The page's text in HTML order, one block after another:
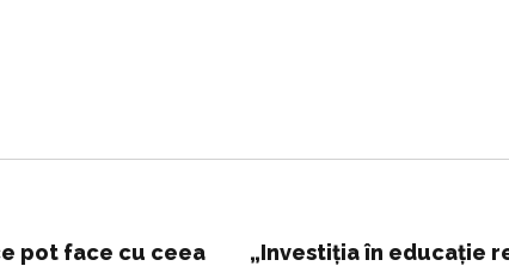
pot face cu ceea
„Investiția în educație